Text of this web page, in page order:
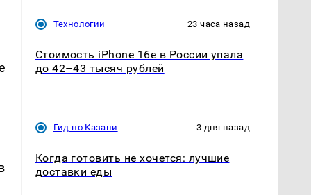
Технологии 23 часа назад
Стоимость iPhone 16e в России упала
до 42–43 тысяч рублей
Гид по Казани 3 дня назад
Когда готовить не хочется: лучшие
доставки еды